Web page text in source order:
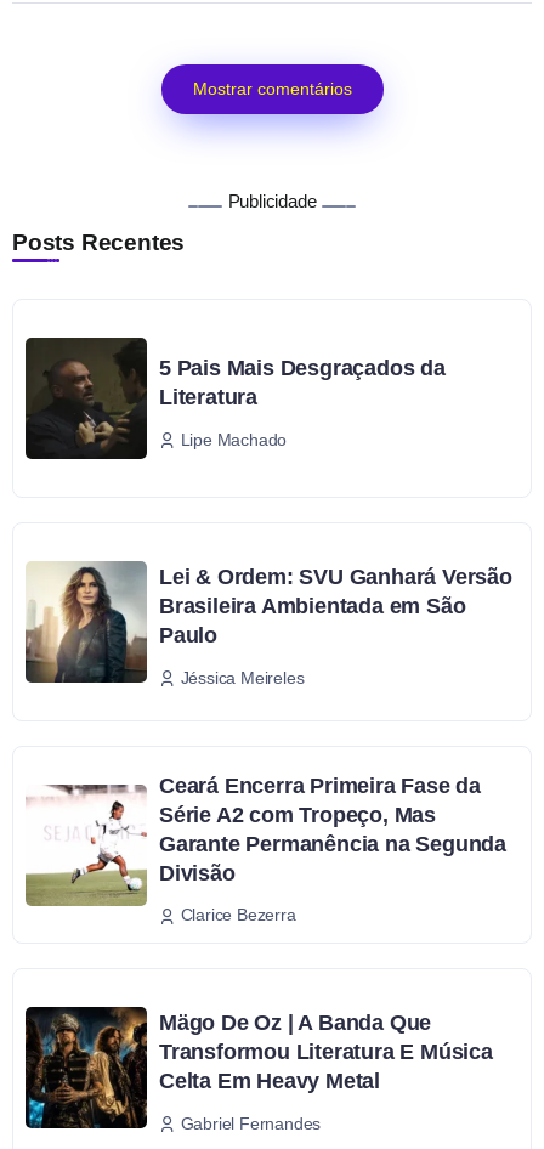
Mostrar comentários
Publicidade
Posts Recentes
5 Pais Mais Desgraçados da
Literatura
Lipe Machado
Lei & Ordem: SVU Ganhará Versão
Brasileira Ambientada em São
Paulo
Jéssica Meireles
Ceará Encerra Primeira Fase da
Série A2 com Tropeço, Mas
Garante Permanência na Segunda
Divisão
Clarice Bezerra
Mägo De Oz | A Banda Que
Transformou Literatura E Música
Celta Em Heavy Metal
Gabriel Fernandes